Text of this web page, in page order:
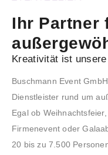
Ihr Partner
Kreativität ist
Buschmann Event
Dienstleister rund um
Egal ob
Firmenevent oder
20 bis zu 7.500